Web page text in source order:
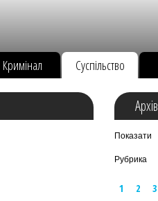
Кримінал Суспільство
Архів
Показати
Рубрика
1 2 3